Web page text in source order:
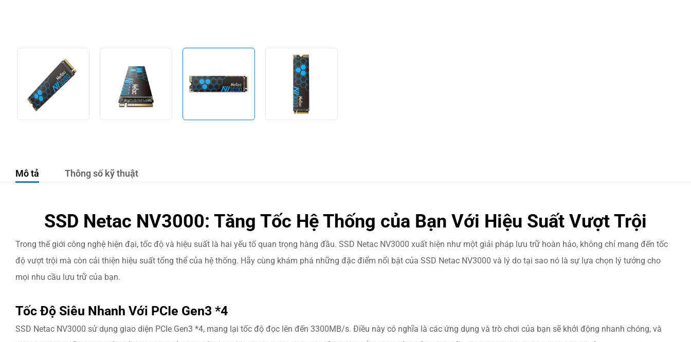
Mô tả Thông số kỹ thuật
SSD Netac NV3000: Tăng Tốc Hệ Thống của Bạn Với Hiệu Suất Vượt Trội
Trong thế giới công nghệ hiện đại, tốc độ và hiệu suất là hai yếu tố quan trọng hàng đầu. SSD Netac NV3000 xuất hiện như một giải pháp lưu trữ hoàn hảo, không chỉ mang đến tốc
độ vượt trội mà còn cải thiện hiệu suất tổng thể của hệ thống. Hãy cùng khám phá những đặc điểm nổi bật của SSD Netac NV3000 và lý do tại sao nó là sự lựa chọn lý tưởng cho
mọi nhu cầu lưu trữ của bạn.
Tốc Độ Siêu Nhanh Với PCIe Gen3 *4
SSD Netac NV3000 sử dụng giao diện PCIe Gen3 *4, mang lại tốc độ đọc lên đến 3300MB/s. Điều này có nghĩa là các ứng dụng và trò chơi của bạn sẽ khởi động nhanh chóng, và